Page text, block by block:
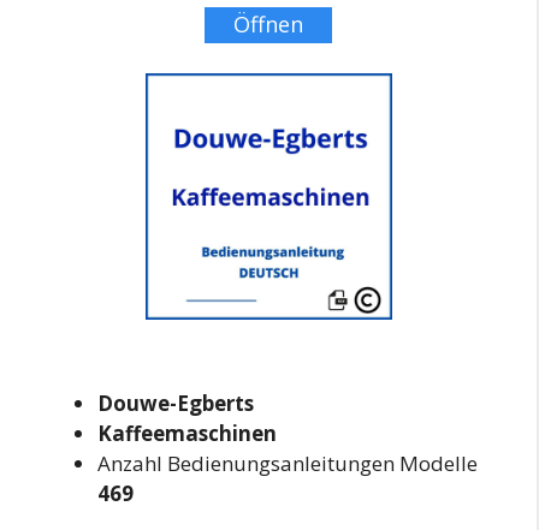
Öffnen
Douwe-Egberts
Kaffeemaschinen
Anzahl Bedienungsanleitungen Modelle
469